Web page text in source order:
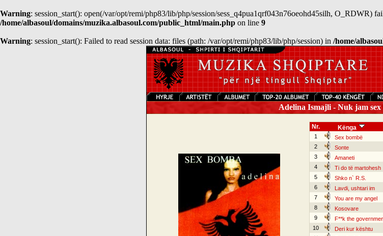
Warning: session_start(): open(/var/opt/remi/php83/lib/php/session/sess_q4pua1qrf043n76oeohd45silh, O_RDWR)
/home/albasoul/domains/muzika.albasoul.com/public_html/main.php on line 9
Warning: session_start(): Failed to read session data: files (path: /var/opt/remi/php83/lib/php/session) in /home/
Adelina Ismajli - Nuk jam sex
Nr. Kënga
1 Sex bombë
2
Sonte
3
Amaneti
4
Ti do të martohesh
5
Shko n` R.S.
6
Lavdi, ushtari im
7
You are my angel
8
Kosovare
9
F**k the
10
Deri kur kështu